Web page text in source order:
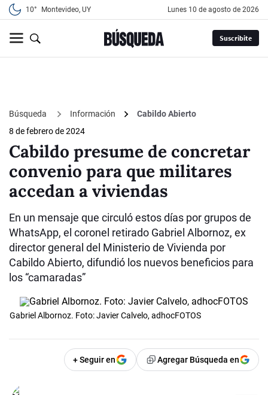
10° Montevideo, UY lunes 10 de agosto de 2026
Suscribite
Búsqueda Información
Cabildo Abierto
8 de febrero de 2024
Cabildo presume de concretar
convenio para que militares
accedan a viviendas
En un mensaje que circuló estos días por grupos de
WhatsApp, el coronel retirado Gabriel Albornoz, ex
director general del Ministerio de Vivienda por
Cabildo Abierto, difundió los nuevos beneficios para
los “camaradas”
Gabriel Albornoz. Foto: Javier Calvelo, adhocFOTOS
+ Seguir en Agregar Búsqueda en